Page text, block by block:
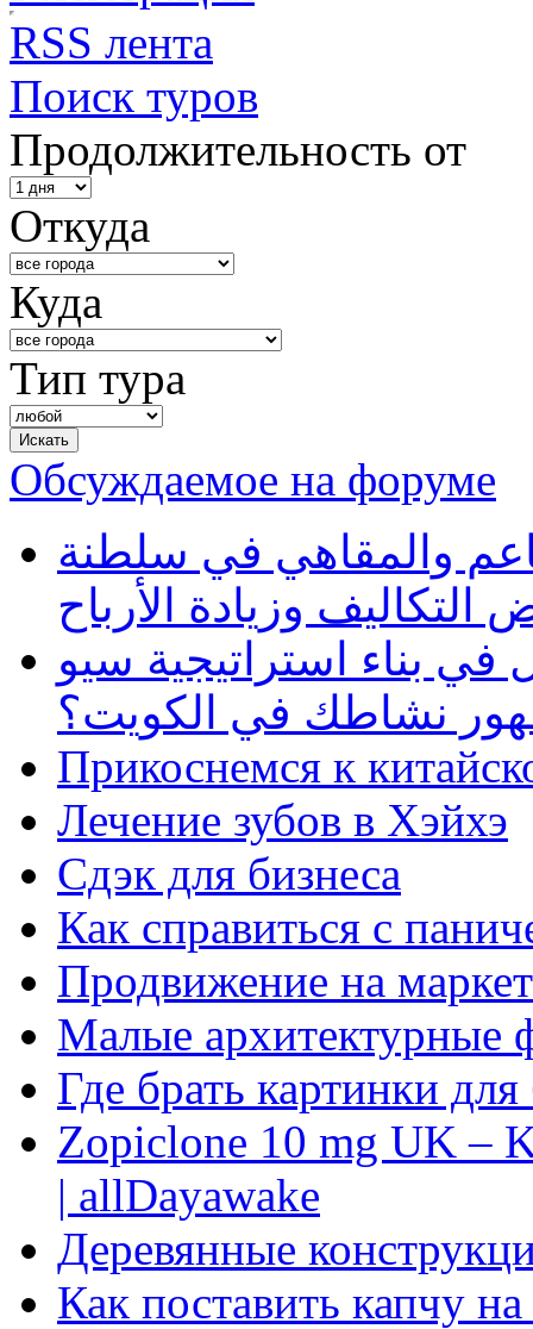
RSS лента
Поиск туров
Продолжительность от
Откуда
Куда
Тип тура
Обсуждаемое на форуме
والمقاهي في سلطنة
وزيادة الأرباح
بناء استراتيجية سيو
نشاطك في الكويت؟
Прикоснемся к
Лечение зубов в Хэйхэ
Сдэк для бизнеса
Как справиться с
Продвижение на
Малые архитектурные
Где брать картинки
Zopiclone 10 mg UK –
| allDayawake
Деревянные
Как поставить капчу